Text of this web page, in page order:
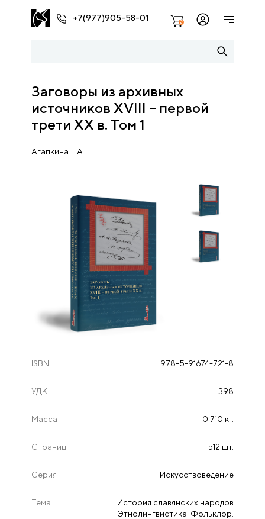
+7(977)905-58-01 2
Заговоры из архивных
источников XVIII – первой
трети ХХ в. Том 1
Агапкина Т.А.
ISBN 978-5-91674-721-8
УДК 398
Масса 0.710 кг.
Страниц 512 шт.
Серия Искусствоведение
Тема
История славянских народов
Этнолингвистика. Фольклор.